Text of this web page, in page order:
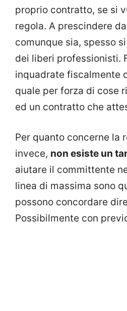
proprio contratto, se si
regola. A prescindere
comunque sia, spesso
dei liberi professionisti.
inquadrate fiscalmente
quale per forza di cose
ed un contratto che
Per quanto concerne la
invece, non esiste un
aiutare il committente
linea di massima sono
possono concordare
Possibilmente con